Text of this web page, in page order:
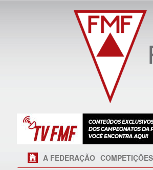
A FEDERAÇÃO COMPETIÇÕES